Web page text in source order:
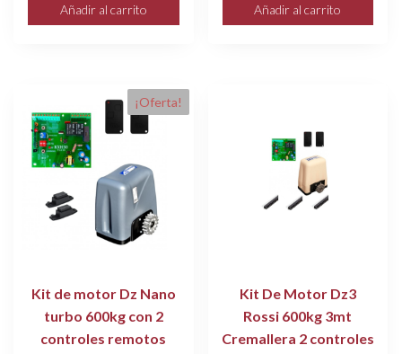
Añadir al carrito Añadir al carrito
¡Oferta!
Kit de motor Dz Nano
turbo 600kg con 2
controles remotos
Kit De Motor Dz3
Rossi 600kg 3mt
Cremallera 2 controles